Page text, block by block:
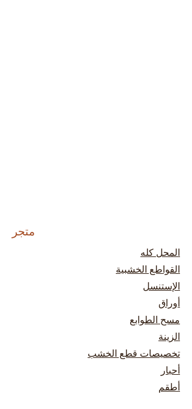
متجر
المحل كله
القواطع الخشبية
الإستنسل
أوراق
مسح الطوابع
الزينة
تخصيصات قطع الخشب
أحبار
أطقم